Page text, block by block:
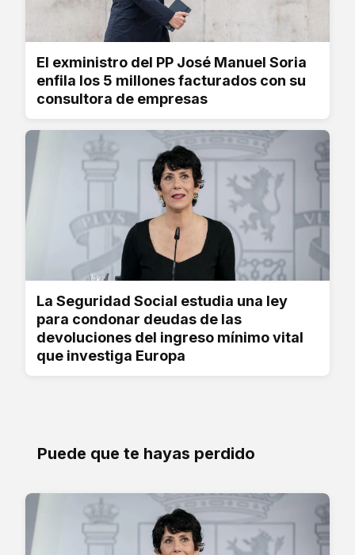
El exministro del PP José Manuel Soria
enfila los 5 millones facturados con su
consultora de empresas
La Seguridad Social estudia una ley
para condonar deudas de las
devoluciones del ingreso mínimo vital
que investiga Europa
Puede que te hayas perdido